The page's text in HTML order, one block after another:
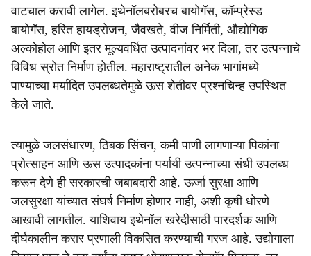
वाटचाल करावी लागेल. इथेनॉलबरोबरच बायोगॅस, कॉम्प्रेस्ड
बायोगॅस, हरित हायड्रोजन, जैवखते, वीज निर्मिती, औद्योगिक
अल्कोहोल आणि इतर मूल्यवर्धित उत्पादनांवर भर दिला, तर उत्पन्नाचे
विविध स्रोत निर्माण होतील. महाराष्ट्रातील अनेक भागांमध्ये
पाण्याच्या मर्यादित उपलब्धतेमुळे ऊस शेतीवर प्रश्नचिन्ह उपस्थित
केले जाते.
त्यामुळे जलसंधारण, ठिबक सिंचन, कमी पाणी लागणाऱ्या पिकांना
प्रोत्साहन आणि ऊस उत्पादकांना पर्यायी उत्पन्नाच्या संधी उपलब्ध
करून देणे ही सरकारची जबाबदारी आहे. ऊर्जा सुरक्षा आणि
जलसुरक्षा यांच्यात संघर्ष निर्माण होणार नाही, अशी कृषी धोरणे
आखावी लागतील. याशिवाय इथेनॉल खरेदीसाठी पारदर्शक आणि
दीर्घकालीन करार प्रणाली विकसित करण्याची गरज आहे. उद्योगाला